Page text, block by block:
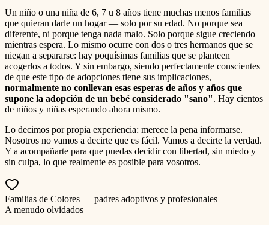
Un niño o una niña de 6, 7 u 8 años tiene muchas menos familias
que quieran darle un hogar — solo por su edad. No porque sea
diferente, ni porque tenga nada malo. Solo porque sigue creciendo
mientras espera. Lo mismo ocurre con dos o tres hermanos que se
niegan a separarse: hay poquísimas familias que se planteen
acogerlos a todos. Y sin embargo, siendo perfectamente conscientes
de que este tipo de adopciones tiene sus implicaciones,
normalmente no conllevan esas esperas de años y años que
supone la adopción de un bebé considerado "sano". Hay cientos
de niños y niñas esperando ahora mismo.
Lo decimos por propia experiencia: merece la pena informarse.
Nosotros no vamos a decirte que es fácil. Vamos a decirte la verdad.
Y a acompañarte para que puedas decidir con libertad, sin miedo y
sin culpa, lo que realmente es posible para vosotros.
Familias de Colores — padres adoptivos y profesionales
A menudo olvidados